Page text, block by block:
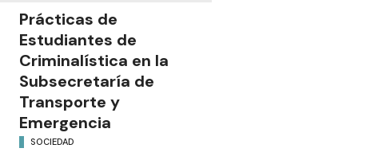
Prácticas de
Estudiantes de
Criminalística en la
Subsecretaría de
Transporte y
Emergencia
SOCIEDAD